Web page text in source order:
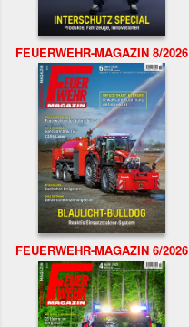
FEUERWEHR-MAGAZIN 8/2026
FEUERWEHR-MAGAZIN 6/2026